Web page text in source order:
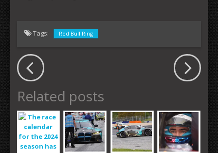
Tags: Red Bull Ring
Related posts